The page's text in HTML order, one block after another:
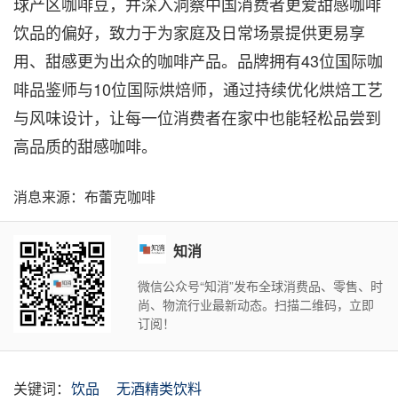
饮品的偏好，致力于为家庭及日常场景提供更易享
用、甜感更为出众的咖啡产品。品牌拥有43位国际咖
啡品鉴师与10位国际烘焙师，通过持续优化烘焙工艺
与风味设计，让每一位消费者在家中也能轻松品尝到
高品质的甜感咖啡。
消息来源：布蕾克咖啡
知消
微信公众号“知消”发布全球消费品、零售、时
尚、物流行业最新动态。扫描二维码，立即
订阅！
关键词： 饮品
无酒精类饮料